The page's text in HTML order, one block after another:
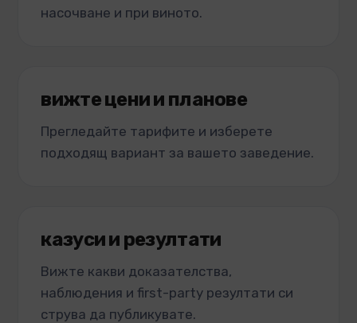
насочване и при виното.
вижте цени и планове
Прегледайте тарифите и изберете
подходящ вариант за вашето заведение.
казуси и резултати
Вижте какви доказателства,
наблюдения и first-party резултати си
струва да публикувате.